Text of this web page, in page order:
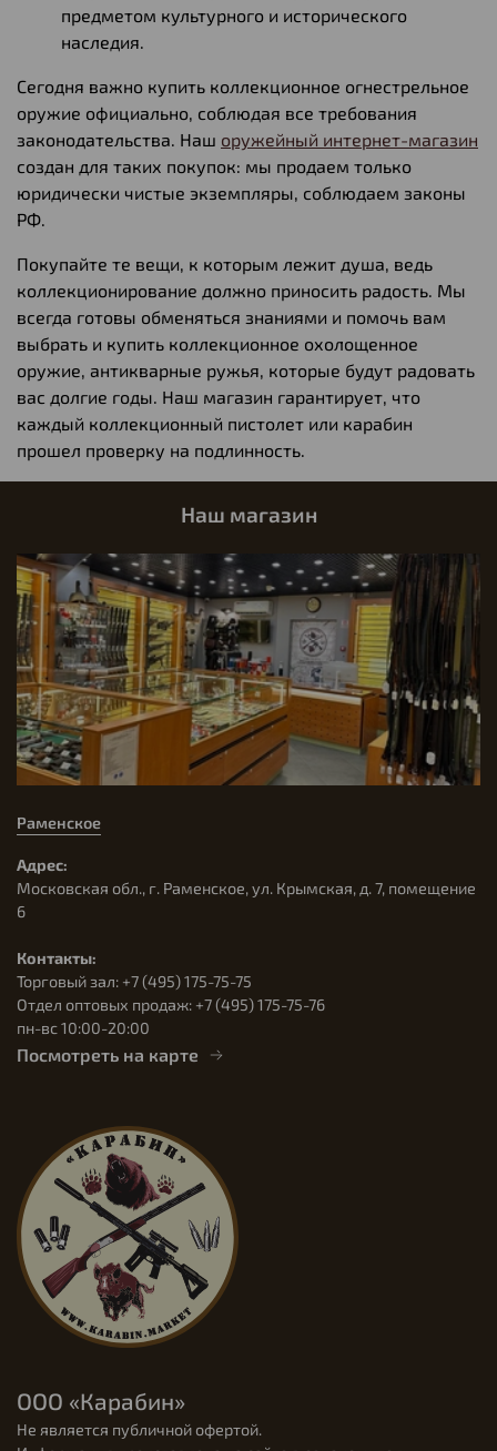
предметом культурного и исторического
наследия.
Сегодня важно купить коллекционное огнестрельное
оружие официально, соблюдая все требования
законодательства. Наш оружейный интернет-магазин
создан для таких покупок: мы продаем только
юридически чистые экземпляры, соблюдаем законы
РФ.
Покупайте те вещи, к которым лежит душа, ведь
коллекционирование должно приносить радость. Мы
всегда готовы обменяться знаниями и помочь вам
выбрать и купить коллекционное охолощенное
оружие, антикварные ружья, которые будут радовать
вас долгие годы. Наш магазин гарантирует, что
каждый коллекционный пистолет или карабин
прошел проверку на подлинность.
Наш магазин
Раменское
Адрес:
Московская обл., г. Раменское, ул. Крымская, д. 7, помещение
6
Контакты:
Торговый зал: +7 (495) 175-75-75
Отдел оптовых продаж: +7 (495) 175-75-76
пн-вс 10:00-20:00
Посмотреть на карте
ООО «Карабин»
Не является публичной офертой.